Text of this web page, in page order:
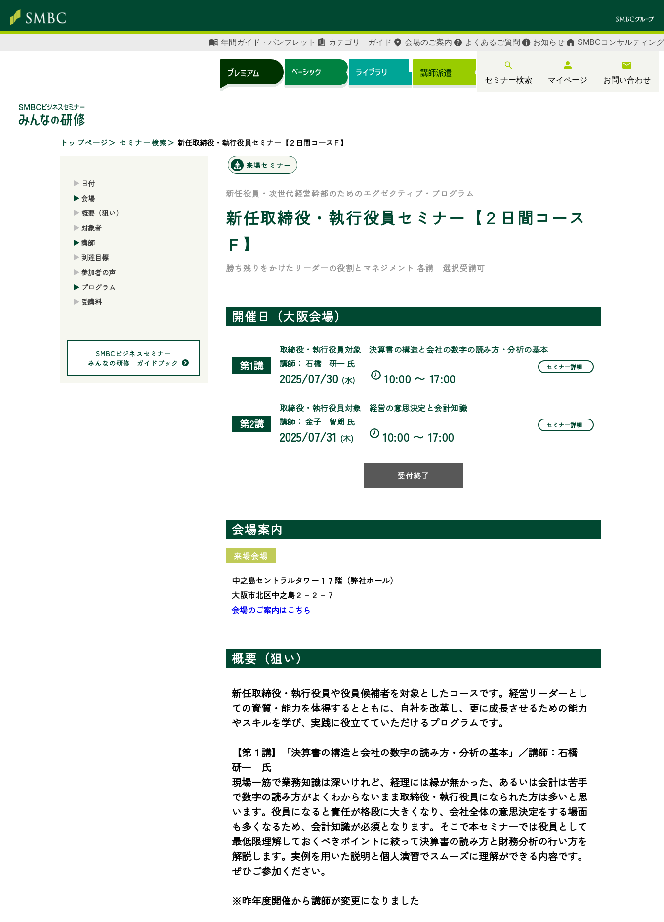
セミナー検索 マイページ お問い合わせ
年間ガイド・パンフレット カテゴリーガイド 会場のご案内 よくあるご質問 お知らせ SMBCコンサルティング
トップページ セミナー検索 新任取締役・執行役員セミナー【２日間コースＦ】
日付
会場
概要（狙い）
対象者
講師
到達目標
参加者の声
プログラム
受講料
SMBCビジネスセミナー
みんなの研修 ガイドブック
来場セミナー
新任役員・次世代経営幹部のためのエグゼクティブ・プログラム
新任取締役・執行役員セミナー【２日間コース
Ｆ】
勝ち残りをかけたリーダーの役割とマネジメント 各講 選択受講可
開催日（大阪会場）
第1講
取締役・執行役員対象 決算書の構造と会社の数字の読み方・分析の基本
セミナー詳細
講師： 石橋 研一 氏
2025/07/30 (水) 10:00 〜 17:00
第2講
取締役・執行役員対象 経営の意思決定と会計知識
セミナー詳細
講師： 金子 智朗 氏
2025/07/31 (木) 10:00 〜 17:00
受付終了
会場案内
来場会場
中之島セントラルタワー１７階（弊社ホール）
大阪市北区中之島２－２－７
会場のご案内はこちら
概要（狙い）
新任取締役・執行役員や役員候補者を対象としたコースです。経営リーダーとし
ての資質・能力を体得するとともに、自社を改革し、更に成長させるための能力
やスキルを学び、実践に役立てていただけるプログラムです。
【第１講】「決算書の構造と会社の数字の読み方・分析の基本」／講師：石橋
研一　氏
現場一筋で業務知識は深いけれど、経理には縁が無かった、あるいは会計は苦手
で数字の読み方がよくわからないまま取締役・執行役員になられた方は多いと思
います。役員になると責任が格段に大きくなり、会社全体の意思決定をする場面
も多くなるため、会計知識が必須となります。そこで本セミナーでは役員として
最低限理解しておくべきポイントに絞って決算書の読み方と財務分析の行い方を
解説します。実例を用いた説明と個人演習でスムーズに理解ができる内容です。
ぜひご参加ください。
※昨年度開催から講師が変更になりました